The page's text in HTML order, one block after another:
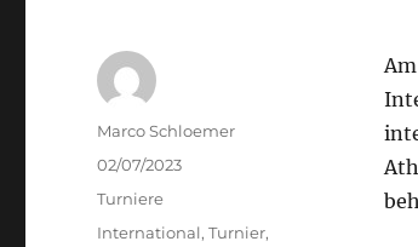
Autor
Marco Schloemer
Veröffentlicht
02/07/2023
Kategorien
Turniere
Schlagwörter
International,Turnier,